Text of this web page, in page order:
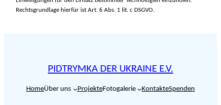
Rechtsgrundlage hierfür ist Art. 6 Abs. 1 lit. c DSGVO.
PIDTRYMKA DER UKRAINE E.V.
HomeÜber uns ProjekteFotogalerie KontakteSpenden